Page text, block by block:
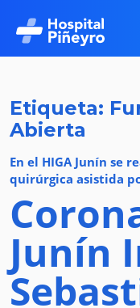
Etiqueta:
Abierta
En el HIGA Junín se
quirúrgica asistida
Junín